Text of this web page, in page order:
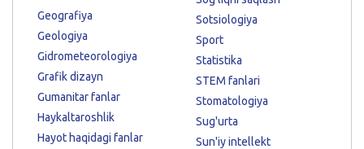
Geografiya
Geologiya
Gidrometeorologiya
Grafik dizayn
Gumanitar fanlar
Haykaltaroshlik
Hayot haqidagi fanlar
Sotsiologiya
Sport
Statistika
STEM fanlari
Stomatologiya
Sug'urta
Sun'iy intellekt